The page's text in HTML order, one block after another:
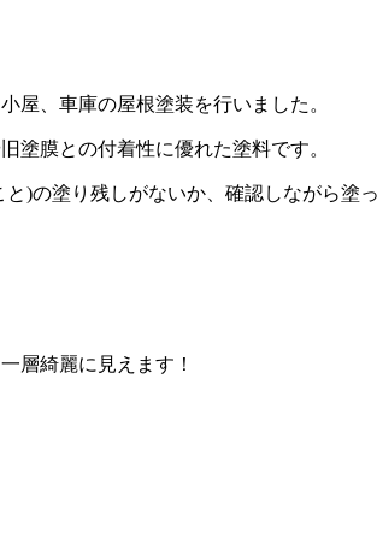
屋、車庫の屋根塗装を行いました。
塗膜との付着性に優れた塗料です。
)の塗り残しがないか、確認しながら塗っ
層綺麗に見えます！